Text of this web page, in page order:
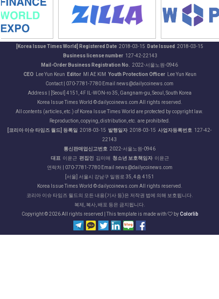
[Korea Issue Times World] Registered Date2018-03-15 Date Issued 2018-03-15
Business license number127-42-22143
Mail-Order Business Registration No.
2022-서울노원-0946
CEO Lee Yun Keun Editor MI AE KIM Youth Protection Officer Lee Yun Keun
Contact | 070-7781-7780 Email news@dailycoinews.com
Address | [Seoul] 4151, 4F IL-WON-ro 35, Gangnam-gu, Seoul, South Korea
Korea Issue Times World © dailycoinews.com All rights reserved.
All contents (articles, etc.) of Korea Issue Times World are protected by copyright law.
Reproduction, copying, distribution, etc. are prohibited.
[코리아 이슈 타임즈 월드] 등록일 2018-03-15 발행일자 2018-03-15 사업자등록번호 127-42-
22143
통신판매업신고번호 2022-서울노원-0946
대표 이윤근 편집인 김미애 청소년 보호책임자 이윤근
연락처 | 070-7781-7780 Email news@dailycoinews.com
[서울] 서울시 강남구 일원로 35, 4층 4151
Korea Issue Times World © dailycoinews.com All rights reserved.
코리아 이슈 타임즈 월드의 모든 내용(기사 등)은 저작권 법에 의해 보호됩니다.
복제, 복사, 배포 등은 금지됩니다.
Copyright ©2026 All rights reserved | This template is made with byColorlib